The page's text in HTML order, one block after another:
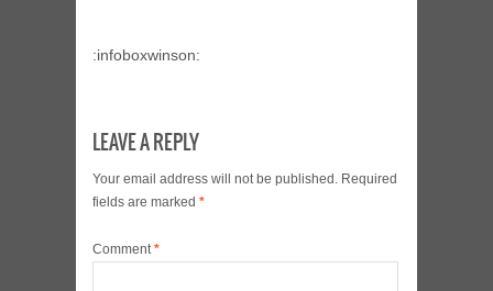
:infoboxwinson:
LEAVE A REPLY
Your email address will not be published. Required
fields are marked *
Comment*